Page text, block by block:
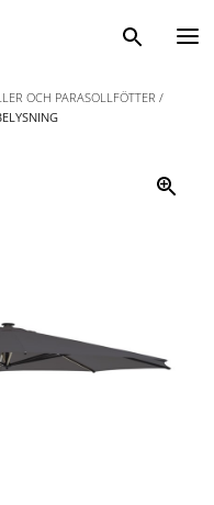
Sök
OCH PARASOLLFÖTTER